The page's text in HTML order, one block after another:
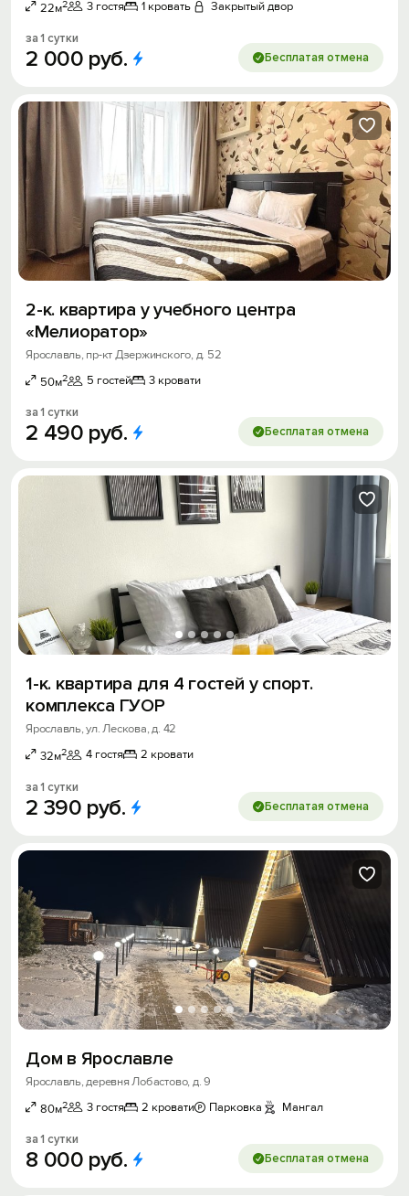
22м2 3 гостя 1 кровать Закрытый двор
за 1 сутки
2 000 руб. Бесплатая отмена
2-к. квартира у учебного центра
«Мелиоратор»
Ярославль, пр-кт Дзержинского, д. 52
50м2 5 гостей 3 кровати
за 1 сутки
2 490 руб. Бесплатая отмена
1-к. квартира для 4 гостей у спорт.
комплекса ГУОР
Ярославль, ул. Лескова, д. 42
32м2 4 гостя 2 кровати
за 1 сутки
2 390 руб. Бесплатая отмена
Дом в Ярославле
Ярославль, деревня Лобастово, д. 9
80м2 3 гостя 2 кровати Парковка Мангал
за 1 сутки
8 000 руб. Бесплатая отмена